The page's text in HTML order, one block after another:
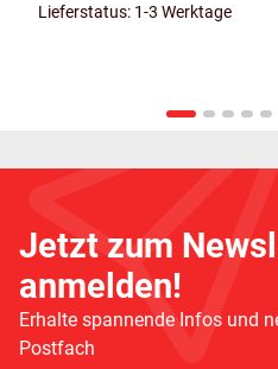
Lieferstatus: 1-3 Werktage
Jetzt zum
anmelden!
Erhalte spannende Infos und
Postfach